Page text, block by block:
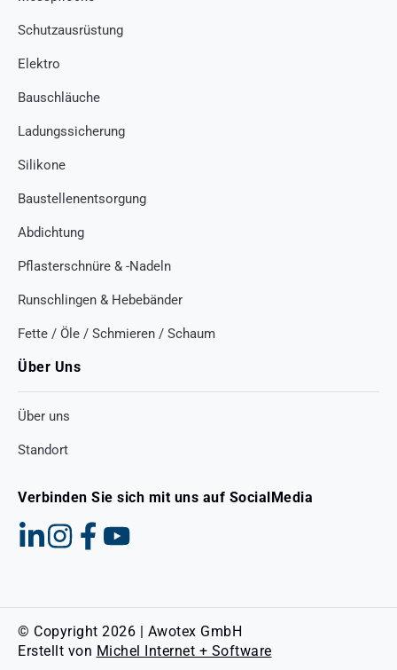
Schutzausrüstung
Elektro
Bauschläuche
Ladungssicherung
Silikone
Baustellenentsorgung
Abdichtung
Pflasterschnüre & -Nadeln
Runschlingen & Hebebänder
Fette / Öle / Schmieren / Schaum
Über Uns
Über uns
Standort
Verbinden Sie sich mit uns auf SocialMedia
© Copyright 2026 | Awotex GmbH
Erstellt von Michel Internet + Software